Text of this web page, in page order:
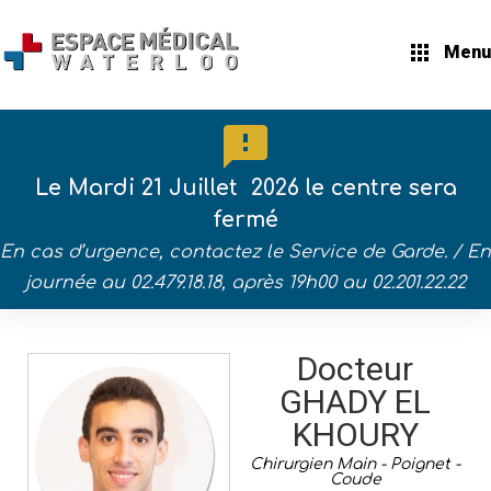
Menu
Le Mardi 21 Juillet 2026 le centre sera
fermé
En cas d’urgence, contactez le Service de Garde. / En
journée au 02.479.18.18, après 19h00 au 02.201.22.22
Chirurgie
Chirurgie Main - Poignet - Coude
GHADY EL KHOURY
Docteur
GHADY EL
KHOURY
Chirurgien Main - Poignet -
Coude